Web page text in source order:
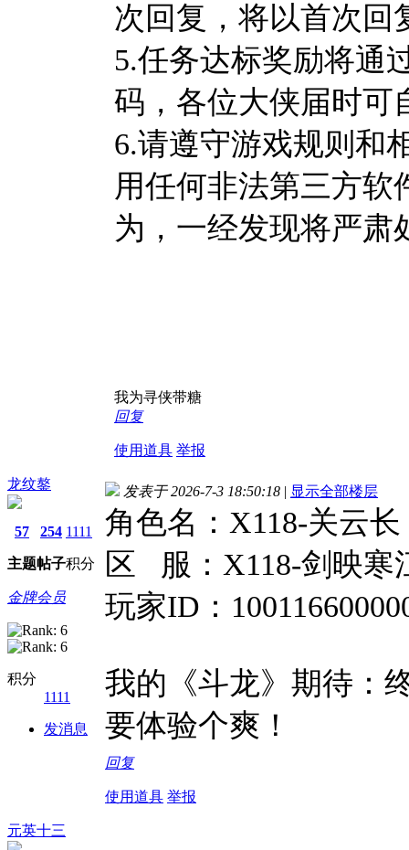
次回复，将以首次回
5.任务达标奖励将通
码，各位大侠届时可
6.请遵守游戏规则和
用任何非法第三方软
为，一经发现将严肃
我为寻侠带糖
回复
使用道具 举报
龙纹鏊
57
主题
254
帖子
1111
积分
金牌会员
积分
1111
发消息
发表于 2026-7-3 18:50:18 | 显示全部楼层
角色名：X118-关云长
区 服：X118-剑映寒
玩家ID：
我的《斗龙》期待：
要体验个爽！
回复
使用道具 举报
元英十三